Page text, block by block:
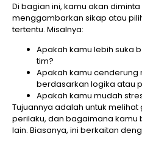
Di bagian ini, kamu akan
menggambarkan sikap atau
tertentu. Misalnya:
Apakah kamu lebih suka
tim?
Apakah kamu cenderung
berdasarkan logika atau
Apakah kamu mudah
Tujuannya adalah untuk
perilaku, dan bagaimana kamu
lain. Biasanya, ini berkaitan